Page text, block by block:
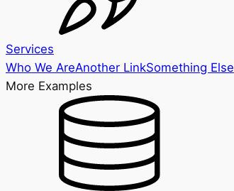
Services
Who We AreAnother LinkSomething Else
More Examples